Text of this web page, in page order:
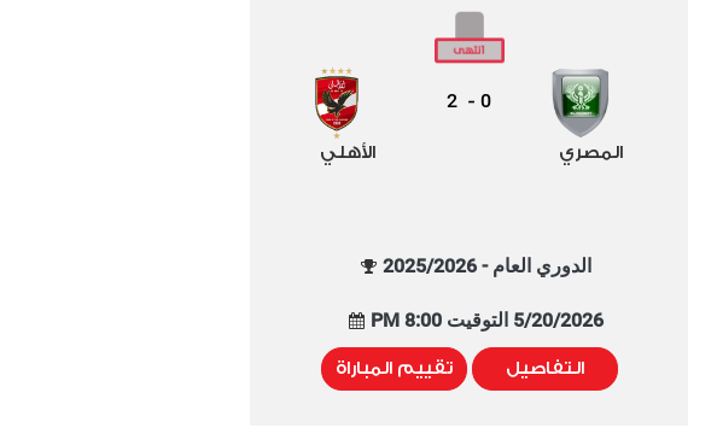
المصري
0
-
2
الأهلي
الدوري العام - 2025/2026
5/20/2026 التوقيت 8:00 PM
التفاصيل تقييم المباراة